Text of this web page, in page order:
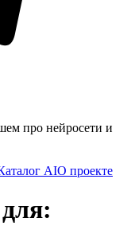
про нейросети и
AIО проекте